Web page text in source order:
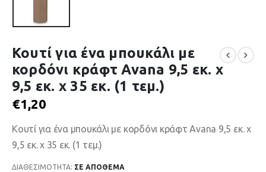
Κουτί για ένα μπουκάλι με
κορδόνι κράφτ Avana 9,5 εκ. x
9,5 εκ. x 35 εκ. (1 τεμ.)
€1,20
Κουτί για ένα μπουκάλι με κορδόνι κράφτ Avana 9,5 εκ. x
9,5 εκ. x 35 εκ. (1 τεμ.)
ΔΙΑΘΕΣΙΜΌΤΗΤΑ: ΣΕ ΑΠΌΘΕΜΑ